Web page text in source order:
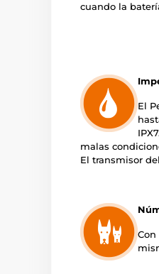
cuando la
El
malas
El transmisor